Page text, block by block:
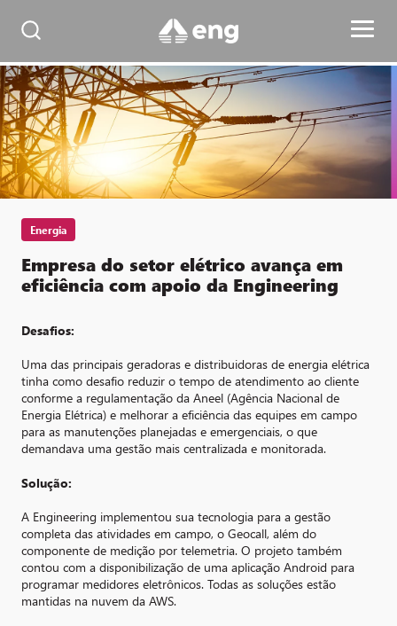
Energia
Empresa do setor elétrico avança em
eficiência com apoio da Engineering
Desafios:
Uma das principais geradoras e distribuidoras de energia elétrica
tinha como desafio reduzir o tempo de atendimento ao cliente
conforme a regulamentação da Aneel (Agência Nacional de
Energia Elétrica) e melhorar a eficiência das equipes em campo
para as manutenções planejadas e emergenciais, o que
demandava uma gestão mais centralizada e monitorada.
Solução:
A Engineering implementou sua tecnologia para a gestão
completa das atividades em campo, o Geocall, além do
componente de medição por telemetria. O projeto também
contou com a disponibilização de uma aplicação Android para
programar medidores eletrônicos. Todas as soluções estão
mantidas na nuvem da AWS.